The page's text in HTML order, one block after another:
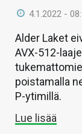
4.1.2022 -
Alder Laket
AVX-512-
poistamalla
P-ytimillä.
Lue lisää